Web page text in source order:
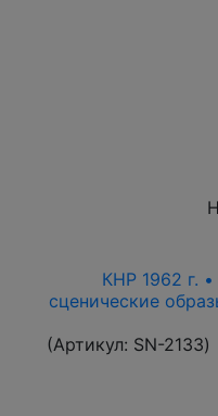
КНР 1962 г. •
сценические
(Артикул: SN-2133)